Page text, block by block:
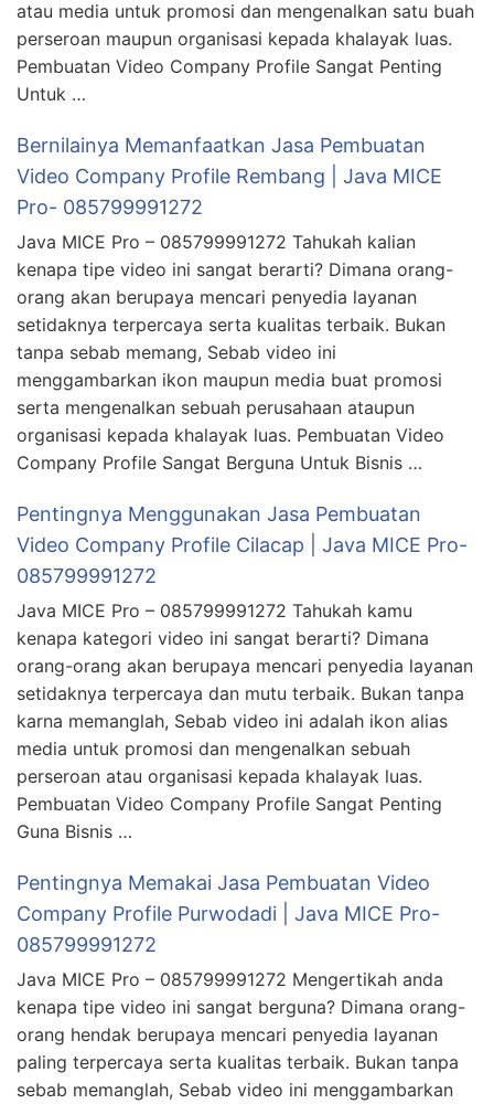
atau media untuk promosi dan mengenalkan satu buah
perseroan maupun organisasi kepada khalayak luas.
Pembuatan Video Company Profile Sangat Penting
Untuk …
Bernilainya Memanfaatkan Jasa Pembuatan
Video Company Profile Rembang | Java MICE
Pro- 085799991272
Java MICE Pro – 085799991272 Tahukah kalian
kenapa tipe video ini sangat berarti? Dimana orang-
orang akan berupaya mencari penyedia layanan
setidaknya terpercaya serta kualitas terbaik. Bukan
tanpa sebab memang, Sebab video ini
menggambarkan ikon maupun media buat promosi
serta mengenalkan sebuah perusahaan ataupun
organisasi kepada khalayak luas. Pembuatan Video
Company Profile Sangat Berguna Untuk Bisnis …
Pentingnya Menggunakan Jasa Pembuatan
Video Company Profile Cilacap | Java MICE Pro-
085799991272
Java MICE Pro – 085799991272 Tahukah kamu
kenapa kategori video ini sangat berarti? Dimana
orang-orang akan berupaya mencari penyedia layanan
setidaknya terpercaya dan mutu terbaik. Bukan tanpa
karna memanglah, Sebab video ini adalah ikon alias
media untuk promosi dan mengenalkan sebuah
perseroan atau organisasi kepada khalayak luas.
Pembuatan Video Company Profile Sangat Penting
Guna Bisnis …
Pentingnya Memakai Jasa Pembuatan Video
Company Profile Purwodadi | Java MICE Pro-
085799991272
Java MICE Pro – 085799991272 Mengertikah anda
kenapa tipe video ini sangat berguna? Dimana orang-
orang hendak berupaya mencari penyedia layanan
paling terpercaya serta kualitas terbaik. Bukan tanpa
sebab memanglah, Sebab video ini menggambarkan